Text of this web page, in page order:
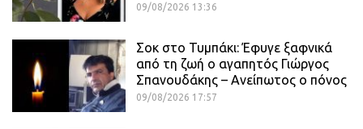
09/08/2026 13:36
Σοκ στο Τυμπάκι: Έφυγε ξαφνικά
από τη ζωή ο αγαπητός Γιώργος
Σπανουδάκης – Ανείπωτος ο πόνος
09/08/2026 17:57